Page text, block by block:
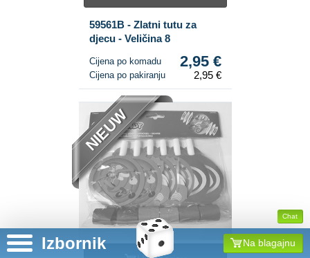
Chat
Izbornik Na blagajnu
59561B - Zlatni tutu za
djecu - Veličina 8
Cijena po komadu 2,95 €
Cijena po pakiranju 2,95 €
NIEUW